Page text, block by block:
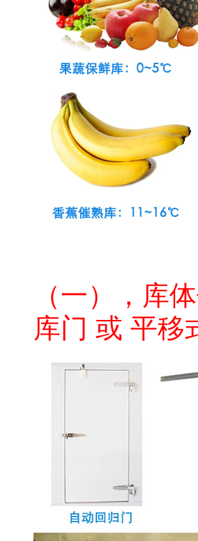
（一），库
库门 或 平移